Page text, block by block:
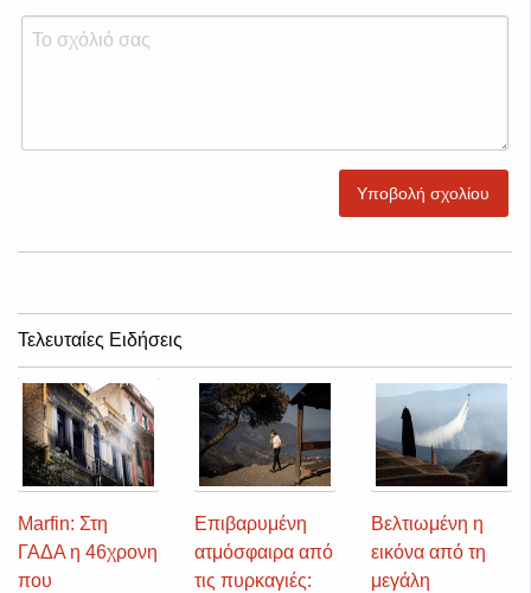
Υποβολή σχολίου
Τελευταίες Ειδήσεις
Marfin: Στη
ΓΑΔΑ η 46χρονη
που
Επιβαρυμένη
ατμόσφαιρα από
τις πυρκαγιές:
Βελτιωμένη η
εικόνα από τη
μεγάλη